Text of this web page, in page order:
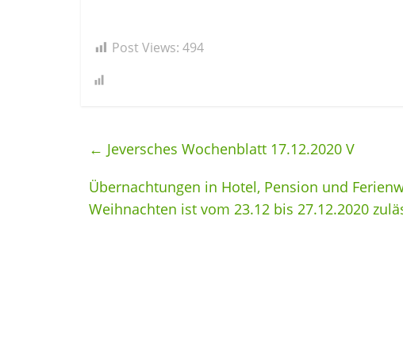
Post Views: 494
← Jeversches Wochenblatt 17.12.2020 V
Übernachtungen in Hotel, Pension und
Weihnachten ist vom 23.12 bis 27.12.2020